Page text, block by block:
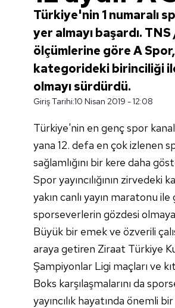
Türkiye'nin 1 numaralı
yer almayı başardı.
ölçümlerine göre A
kategorideki birinciliği
olmayı sürdürdü.
Giriş Tarihi:10 Nisan 2019 - 12:08
Türkiye'nin en genç spor
yana 12. defa en çok izlenen
sağlamlığını bir kere daha
Spor yayıncılığının
yakın canlı yayın maratonu
sporseverlerin gözdesi
Büyük bir emek ve özverili
araya getiren Ziraat Türkiye
Şampiyonlar Ligi maçları ve
Boks karşılaşmalarını da
yayıncılık hayatında önemli